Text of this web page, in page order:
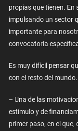
propias que tienen. En
impulsando un sector
importante para
convocatoria
Es muy difícil pensar
con el resto del mundo.
– Una de las
estímulo y de
primer paso, en el